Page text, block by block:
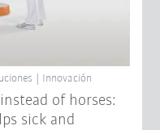
| Innovación
of horses:
sick and